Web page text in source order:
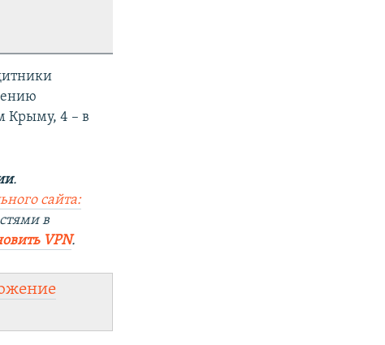
Крыму, 4 – в
.
сайта:
в
VPN.